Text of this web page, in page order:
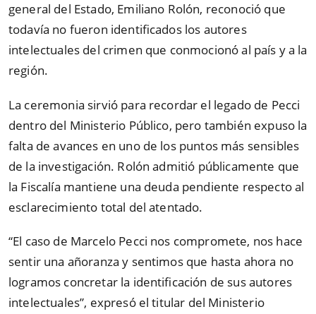
general del Estado, Emiliano Rolón, reconoció que
todavía no fueron identificados los autores
intelectuales del crimen que conmocionó al país y a la
región.
La ceremonia sirvió para recordar el legado de Pecci
dentro del Ministerio Público, pero también expuso la
falta de avances en uno de los puntos más sensibles
de la investigación. Rolón admitió públicamente que
la Fiscalía mantiene una deuda pendiente respecto al
esclarecimiento total del atentado.
“El caso de Marcelo Pecci nos compromete, nos hace
sentir una añoranza y sentimos que hasta ahora no
logramos concretar la identificación de sus autores
intelectuales”, expresó el titular del Ministerio